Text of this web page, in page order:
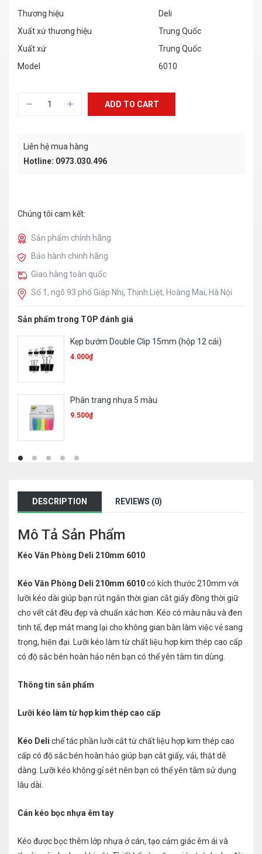
Thương hiệu
Deli
Xuất xứ thương hiệu
Trung Quốc
Xuất xứ
Trung Quốc
Model
6010
ADD TO CART
Liên hệ mua hàng
Hotline: 0973.030.496
Chúng tôi cam kết:
Sản phẩm chính hãng
Bảo hành chính hãng
Giao hàng toàn quốc
Số 1, ngõ 93 phố Giáp Nhị, Thịnh Liệt, Hoàng Mai, Hà Nội
Sản phẩm trong TOP đánh giá
Ruột bút 023
1.000₫
Bút sơn Toyo 101
11.300
DESCRIPTION REVIEWS (0)
Mô Tả Sản Phẩm
Kéo Văn Phòng Deli 210mm 6010
Kéo Văn Phòng Deli 210mm 6010có kích thước 210mm với
lưỡi kéo dài giúp bạn rút ngắn thời gian cắt giấy đồng thời giữ
cho vết cắt đều đẹp và chuẩn xác hơn. Kéo có màu nâu và đen
tinh tế, đẹp mắt mang lại cho không gian bàn làm việc vẻ sang
trọng, hiện đại. Lưỡi kéo làm từ chất liệu hợp kim thép cao cấp
có độ sắc bén hoàn hảo nên bạn có thể yên tâm tin dùng.
Thông tin sản phẩm
Lưỡi kéo làm từ hợp kim thép cao cấp
Kéo Deli chế tác phần lưỡi cắt từ chất liệu hợp kim thép cao
cấp có độ sắc bén hoàn hảo giúp bạn cắt giấy, vải, thật dễ
dàng. Lưỡi kéo không gỉ sét nên bạn có thể yên tâm sử dụng
lâu dài.
Cán kéo bọc nhựa êm tay
Kéo được bọc thêm lớp nhựa ở cán, tạo cảm giác êm ái và